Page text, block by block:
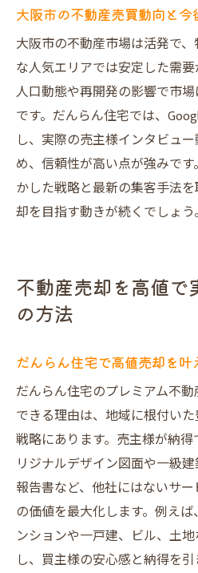
大阪市の不動産売買動向と今
大阪市の不動産市場は活発で
な人気エリアでは安定した需
人口動態や再開発の影響で市
です。だんらん住宅では、
し、実際の売主様インタビュ
め、信頼性が高い点が強みで
かした戦略と最新の集客手法
却を目指す動きが続くでしょう。
不動産売却を高値で
の方法
だんらん住宅で高値売却を叶
だんらん住宅のプレミアム不
できる理由は、地域に根付い
戦略にあります。売主様が納
リジナルデザイン図面や一級
報告書など、他社にはないサ
の価値を最大化します。例え
ンションや一戸建、ビル、土
し、買主様の安心感と納得を